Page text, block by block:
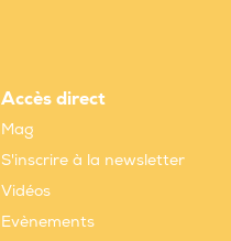
Accès direct
Mag
S'inscrire à la newsletter
Vidéos
Evènements